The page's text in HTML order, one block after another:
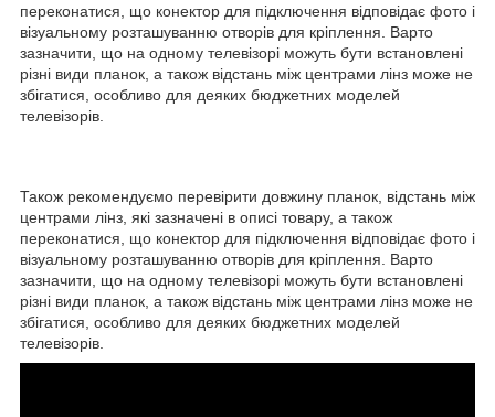
переконатися, що конектор для підключення відповідає фото і
візуальному розташуванню отворів для кріплення. Варто
зазначити, що на одному телевізорі можуть бути встановлені
різні види планок, а також відстань між центрами лінз може не
збігатися, особливо для деяких бюджетних моделей
телевізорів.
Також рекомендуємо перевірити довжину планок, відстань між
центрами лінз, які зазначені в описі товару, а також
переконатися, що конектор для підключення відповідає фото і
візуальному розташуванню отворів для кріплення. Варто
зазначити, що на одному телевізорі можуть бути встановлені
різні види планок, а також відстань між центрами лінз може не
збігатися, особливо для деяких бюджетних моделей
телевізорів.